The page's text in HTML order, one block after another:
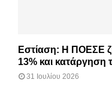
Εστίαση: Η ΠΟΕΣΕ
13% και κατάργηση
31 Ιουλίου 2026